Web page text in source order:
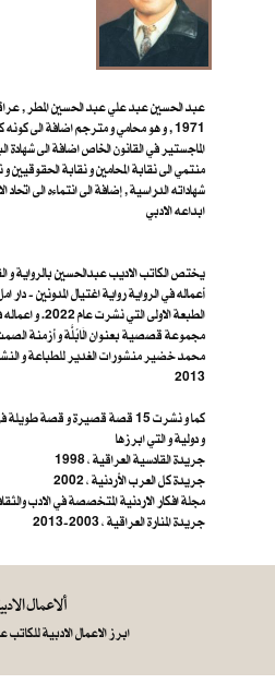
عبد الحسين عبد علي عبد الحسين المطر ,
1971 , و هو محامي و مترجم اضافة الى
الماجستير في القانون الخاص اضافة الى شهادة
منتمي الى نقابة المحامين و نقابة الحقوقيين
شهاداته الدراسية , إضافة الى انتماءه الى
ابداعه الادبي
يختص الكاتب الاديب عبدالحسين
أعماله في الرواية رواية اغتيال المدونين -
الطبعة الاولى
مجموعة قصصية بعنوان الَابُلَّة و أزمنة
محمد خضير منشورات الغدير للطباعة و
2013
و دولية و التي ابرزها
جريدة القادسية العراقية ، 1998
جريدة كل العرب الأردنية ، 2002
مجلة افكار الاردنية المتخصصة في الادب والثقافة،
جريدة المنارة العراقية ، 2003-2013
ألاعمال
ابرز الاعمال الادبية